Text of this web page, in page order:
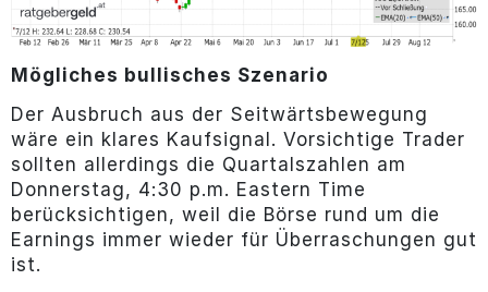
Mögliches bullisches Szenario
Der Ausbruch aus der Seitwärtsbewegung
wäre ein klares Kaufsignal. Vorsichtige Trader
sollten allerdings die Quartalszahlen am
Donnerstag, 4:30 p.m. Eastern Time
berücksichtigen, weil die Börse rund um die
Earnings immer wieder für Überraschungen gut
ist.